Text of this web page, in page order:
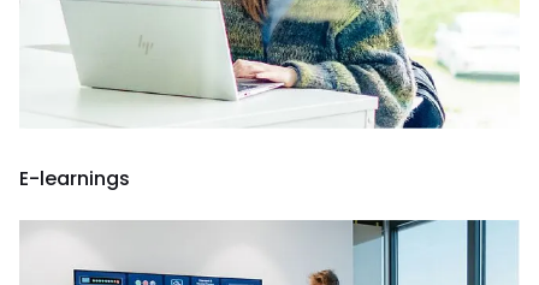
E-learnings